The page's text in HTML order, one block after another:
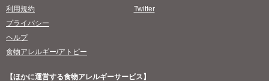
利用規約
プライバシー
ヘルプ
食物アレルギー/アトピー
Twitter
【ほかに運営する食物アレルギーサービス】